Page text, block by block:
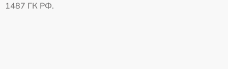
1487 ГК РФ.